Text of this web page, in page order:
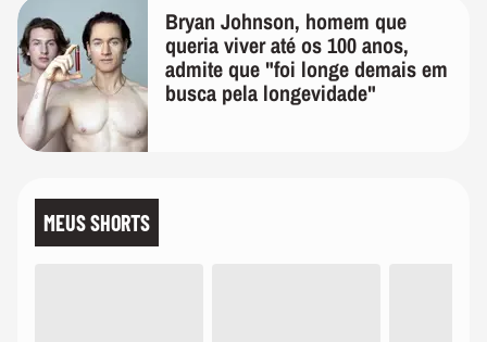
Bryan Johnson, homem que
queria viver até os 100 anos,
admite que "foi longe demais em
busca pela longevidade"
MEUS SHORTS